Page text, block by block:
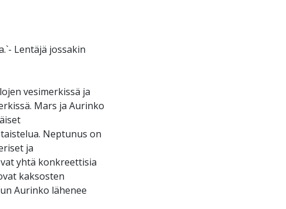
Lentäjä jossakin
vesimerkissä ja
Mars ja Aurinko
Neptunus on
ja
yhtä konkreettisia
kaksosten
Aurinko lähenee